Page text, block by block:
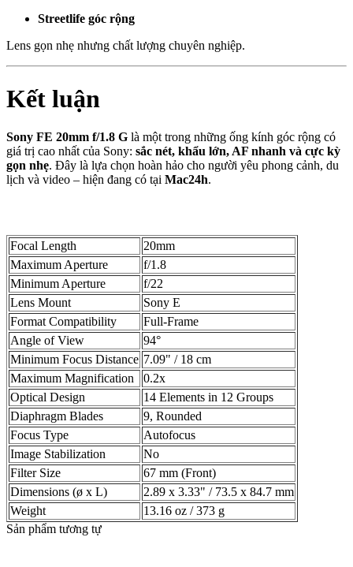
Streetlife góc rộng
Lens gọn nhẹ nhưng chất lượng chuyên nghiệp.
Kết luận
Sony FE 20mm f/1.8 G là một trong những ống kính góc rộng có
giá trị cao nhất của Sony: sắc nét, khẩu lớn, AF nhanh và cực kỳ
gọn nhẹ. Đây là lựa chọn hoàn hảo cho người yêu phong cảnh, du
lịch và video – hiện đang có tại Mac24h.
Focal Length
20mm
Maximum Aperture
f/1.8
Minimum Aperture
f/22
Lens Mount
Sony E
Format Compatibility
Full-Frame
Angle of View
94°
Minimum Focus Distance 7.09" / 18 cm
Maximum Magnification
0.2x
Optical Design
14 Elements in 12 Groups
Diaphragm Blades
9, Rounded
Focus Type
Autofocus
Image Stabilization
No
Filter Size
67 mm (Front)
Dimensions (ø x L)
2.89 x 3.33" / 73.5 x 84.7 mm
Weight
13.16 oz / 373 g
Sản phẩm tương tự